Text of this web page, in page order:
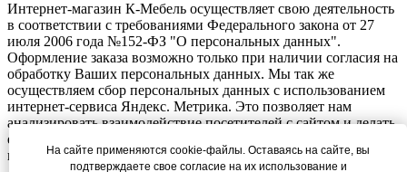
На сайте применяются cookie-файлы. Оставаясь на сайте, вы
подтверждаете свое согласие на их использование и
Интернет-магазин К-Мебель осуществляет свою деятельность
в соответствии с требованиями Федерального закона от 27
июля 2006 года №152-ФЗ "О персональных данных".
Оформление заказа возможно только при наличии согласия на
обработку Ваших персональных данных. Мы так же
осуществляем сбор персональных данных с использованием
интернет-сервиса Яндекс. Метрика. Это позволяет нам
анализировать взаимодействие посетителей с сайтом и делать
его лучше. Продолжая пользоваться сайтом, вы соглашаетесь с
использованием сбора данных.